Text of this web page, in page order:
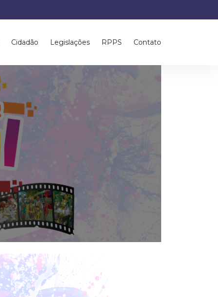
Cidadão Legislações RPPS Contato